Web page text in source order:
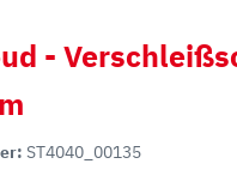
-
ST4040_00135